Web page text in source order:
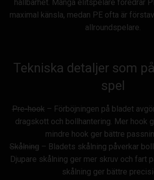
hållbarhet. Många elitspelare föredrar
maximal känsla, medan PE ofta är
allroundspelare.
Tekniska detaljer som
spel
Pre-hook – Förböjningen på bladet
dragskott och bollhantering. Mer hook
mindre hook ger bättre
Skålning – Bladets skålning påverkar
Djupare skålning ger mer skruv och fart
skålning ger bättre